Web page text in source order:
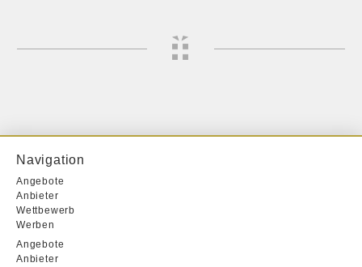
Navigation
Angebote
Anbieter
Wettbewerb
Werben
Angebote
Anbieter